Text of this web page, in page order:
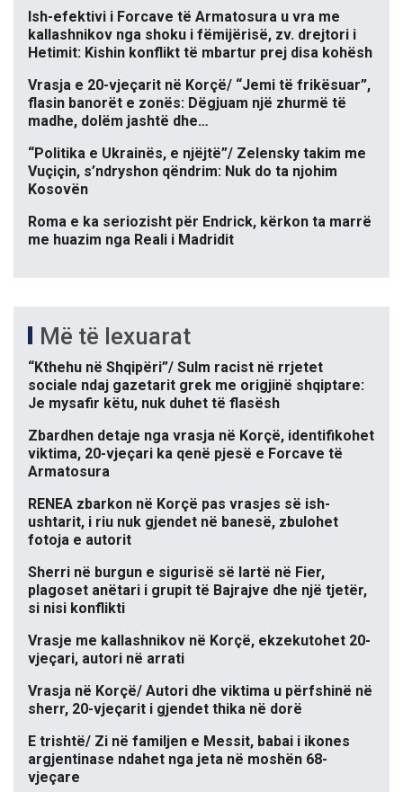
Ish-efektivi i Forcave të Armatosura u vra me
kallashnikov nga shoku i fëmijërisë, zv. drejtori i
Hetimit: Kishin konflikt të mbartur prej disa kohësh
Vrasja e 20-vjeçarit në Korçë/ “Jemi të frikësuar”,
flasin banorët e zonës: Dëgjuam një zhurmë të
madhe, dolëm jashtë dhe…
“Politika e Ukrainës, e njëjtë”/ Zelensky takim me
Vuçiçin, s’ndryshon qëndrim: Nuk do ta njohim
Kosovën
Roma e ka seriozisht për Endrick, kërkon ta marrë
me huazim nga Reali i Madridit
Më të lexuarat
“Kthehu në Shqipëri”/ Sulm racist në rrjetet
sociale ndaj gazetarit grek me origjinë shqiptare:
Je mysafir këtu, nuk duhet të flasësh
Zbardhen detaje nga vrasja në Korçë, identifikohet
viktima, 20-vjeçari ka qenë pjesë e Forcave të
Armatosura
RENEA zbarkon në Korçë pas vrasjes së ish-
ushtarit, i riu nuk gjendet në banesë, zbulohet
fotoja e autorit
Sherri në burgun e sigurisë së lartë në Fier,
plagoset anëtari i grupit të Bajrajve dhe një tjetër,
si nisi konflikti
Vrasje me kallashnikov në Korçë, ekzekutohet 20-
vjeçari, autori në arrati
Vrasja në Korçë/ Autori dhe viktima u përfshinë në
sherr, 20-vjeçarit i gjendet thika në dorë
E trishtë/ Zi në familjen e Messit, babai i ikones
argjentinase ndahet nga jeta në moshën 68-
vjeçare